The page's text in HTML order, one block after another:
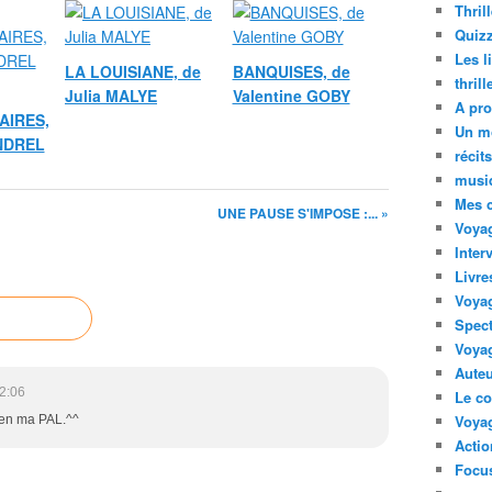
LA LOUISIANE, de
Julia MALYE
BANQUISES, de
Valentine GOBY
UNE PAUSE S'IMPOSE :... »
ma PAL.^^
Les
A
Un
Mes
Le